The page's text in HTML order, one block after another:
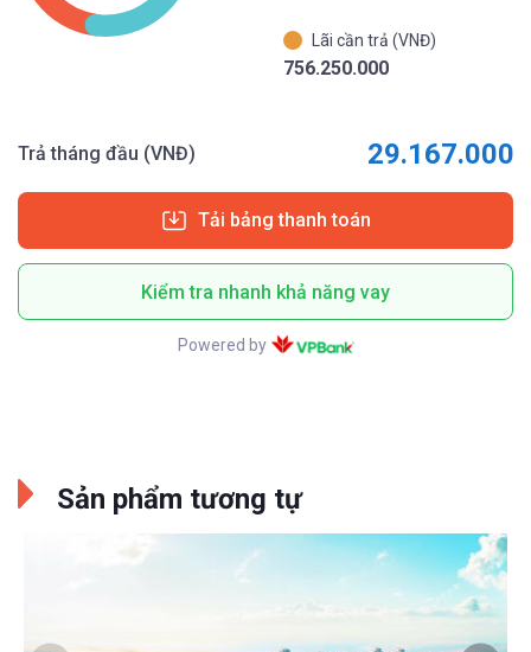
Lãi cần trả (VNĐ)
756.250.000
Trả tháng đầu (VNĐ) 29.167.000
Tải bảng thanh toán
Kiểm tra nhanh khả năng vay
Powered by
Sản phẩm tương tự